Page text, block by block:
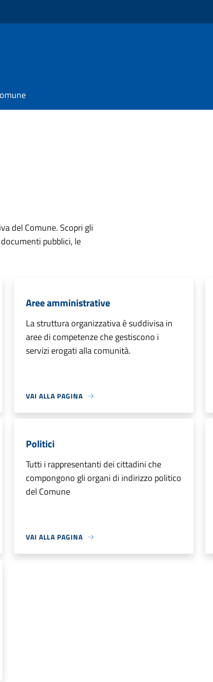
del Comune. Scopri gli
pubblici, le
Aree amministrative
La struttura organizzativa è suddivisa in
aree di competenze che gestiscono i
servizi erogati alla comunità.
VAI ALLA PAGINA
Politici
Tutti i rappresentanti dei cittadini che
compongono gli organi di indirizzo politico
del Comune
VAI ALLA PAGINA